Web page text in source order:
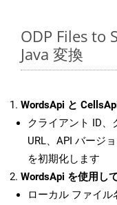
ODP Files to
Java 変換
WordsApi と
クライアント ID、
URL、API バージ
を初期化します
WordsApi を使用し
ローカル ファイ